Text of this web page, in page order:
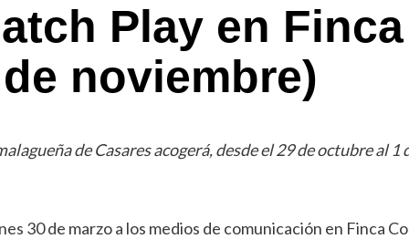
Play en
noviembre)
de Casares acogerá, desde el 29 de octubre al
30 de marzo a los medios de comunicación en Finca